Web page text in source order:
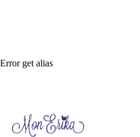
Error get alias